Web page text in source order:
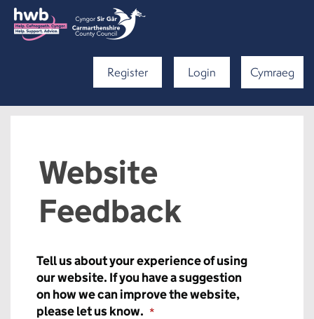
Register Login Cymraeg